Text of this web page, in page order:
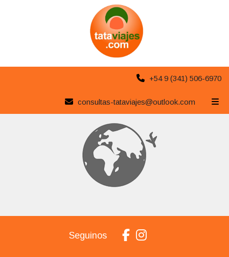
+54 9 (341) 506-6970
consultas-tataviajes@outlook.com
Seguinos